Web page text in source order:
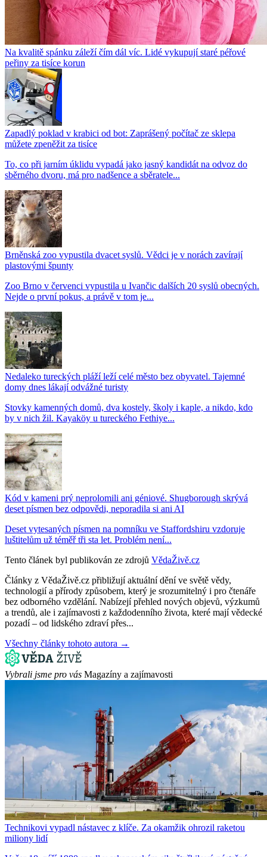
Na kvalitě spánku záleží čím dál víc. Lidé vykupují staré péřové
peřiny za tisíce korun
Zapadlý poklad v krabici od bot: Zaprášený počítač ze sklepa
můžete zpeněžit za tisíce
To, co při jarním úklidu vypadá jako jasný kandidát na odvoz do
sběrného dvoru, má pro nadšence a sběratele...
Brněnská zoo vypustila dvacet syslů. Vědci je v norách zavírají
plastovými špunty
Zoo Brno v červenci vypustila u Ivančic dalších 20 syslů obecných.
Nejde o první pokus, a právě v tom je...
Nedaleko tureckých pláží leží celé město bez obyvatel. Tajemné
domy dnes lákají odvážné turisty
Stovky kamenných domů, dva kostely, školy i kaple, a nikdo, kdo
by v nich žil. Kayaköy u tureckého Fethiye...
Kód v kameni prý neprolomili ani géniové. Shugborough skrývá
deset písmen bez odpovědi, neporadila si ani AI
Deset vytesaných písmen na pomníku ve Staffordshiru vzdoruje
luštitelům už téměř tři sta let. Problém není...
Tento článek byl publikován ze zdrojů VědaŽivě.cz
Články z VědaŽivě.cz přibližují aktuální dění ve světě vědy,
technologií a přírody způsobem, který je srozumitelný i pro čtenáře
bez odborného vzdělání. Nabízejí přehled nových objevů, výzkumů
a trendů, ale i zajímavosti z každodenního života, které mají vědecké
pozadí – od lidského zdraví přes...
Všechny články tohoto autora →
Vybrali jsme pro vás Magazíny a zajímavosti
Technikovi vypadl nástavec z klíče. Za okamžik ohrozil raketou
miliony lidí